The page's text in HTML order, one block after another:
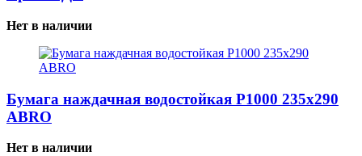
Нет в наличии
Бумага наждачная водостойкая P1000 235x290
ABRO
Нет в наличии